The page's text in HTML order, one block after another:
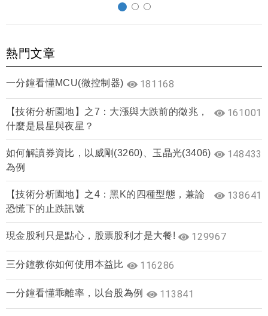
熱門文章
一分鐘看懂MCU(微控制器) 181168
【技術分析園地】之7：大漲與大跌前的徵兆，
什麼是晨星與夜星？
161001
如何解讀券資比，以威剛(3260)、玉晶光(3406)
為例
148433
【技術分析園地】之4：黑K的四種型態，兼論
恐慌下的止跌訊號
138641
現金股利只是點心，股票股利才是大餐! 129967
三分鐘教你如何使用本益比 116286
一分鐘看懂乖離率，以台股為例 113841